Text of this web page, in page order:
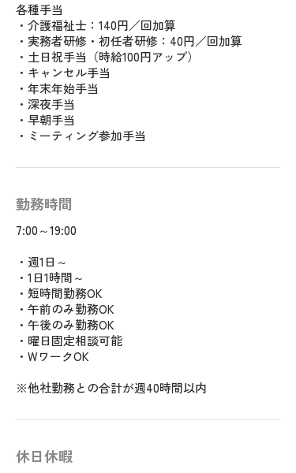
各種手当
・介護福祉士：140円／回加算
・実務者研修・初任者研修：40円／回加算
・土日祝手当（時給100円アップ）
・キャンセル手当
・年末年始手当
・深夜手当
・早朝手当
・ミーティング参加手当
勤務時間
7:00～19:00
・週1日～
・1日1時間～
・短時間勤務OK
・午前のみ勤務OK
・午後のみ勤務OK
・曜日固定相談可能
・WワークOK
※他社勤務との合計が週40時間以内
休日休暇